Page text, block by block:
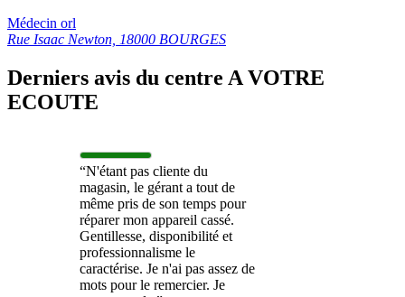
Médecin orl
Rue Isaac Newton, 18000 BOURGES
Derniers avis du centre A VOTRE
ECOUTE
“N'étant pas cliente du
magasin, le gérant a tout de
même pris de son temps pour
réparer mon appareil cassé.
Gentillesse, disponibilité et
professionnalisme le
caractérise. Je n'ai pas assez de
mots pour le remercier. Je